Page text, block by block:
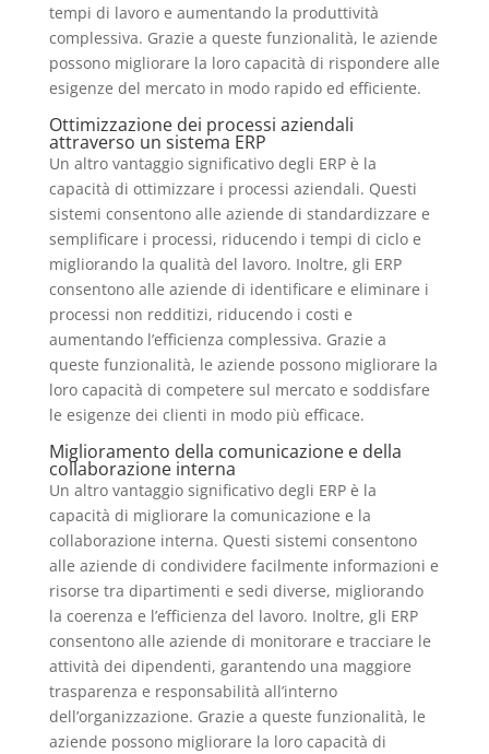
tempi di lavoro e aumentando la produttività
complessiva. Grazie a queste funzionalità, le aziende
possono migliorare la loro capacità di rispondere alle
esigenze del mercato in modo rapido ed efficiente.
Ottimizzazione dei processi aziendali
attraverso un sistema ERP
Un altro vantaggio significativo degli ERP è la
capacità di ottimizzare i processi aziendali. Questi
sistemi consentono alle aziende di standardizzare e
semplificare i processi, riducendo i tempi di ciclo e
migliorando la qualità del lavoro. Inoltre, gli ERP
consentono alle aziende di identificare e eliminare i
processi non redditizi, riducendo i costi e
aumentando l’efficienza complessiva. Grazie a
queste funzionalità, le aziende possono migliorare la
loro capacità di competere sul mercato e soddisfare
le esigenze dei clienti in modo più efficace.
Miglioramento della comunicazione e della
collaborazione interna
Un altro vantaggio significativo degli ERP è la
capacità di migliorare la comunicazione e la
collaborazione interna. Questi sistemi consentono
alle aziende di condividere facilmente informazioni e
risorse tra dipartimenti e sedi diverse, migliorando
la coerenza e l’efficienza del lavoro. Inoltre, gli ERP
consentono alle aziende di monitorare e tracciare le
attività dei dipendenti, garantendo una maggiore
trasparenza e responsabilità all’interno
dell’organizzazione. Grazie a queste funzionalità, le
aziende possono migliorare la loro capacità di